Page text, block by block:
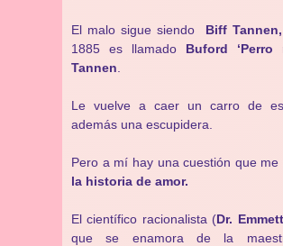
El malo sigue siendo Biff Tannen,
1885 es llamado Buford ‘Perro
Tannen
Le vuelve a caer un carro de
además una escupidera.
Pero a mí hay una cuestión que me
la historia de amor.
El científico racionalista (Dr.
que se enamora de la